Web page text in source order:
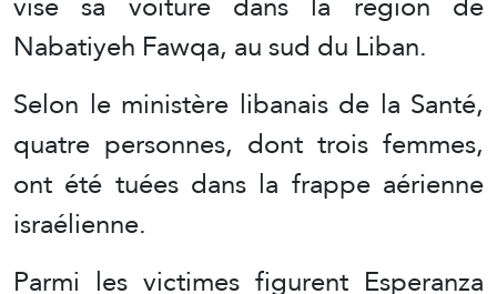
Nabatiyeh Fawqa, au sud du Liban.
Selon le ministère libanais de la Santé,
quatre personnes, dont trois femmes,
ont été tuées dans la frappe aérienne
israélienne.
Parmi les victimes figurent Esperanza